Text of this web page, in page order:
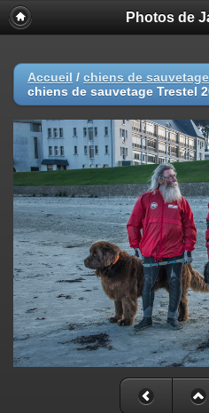
Photos de
Accueil / chiens de
chiens de sauvetage Trestel